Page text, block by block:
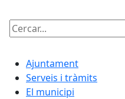
Cercar:
Ajuntament
Serveis i tràmits
El municipi